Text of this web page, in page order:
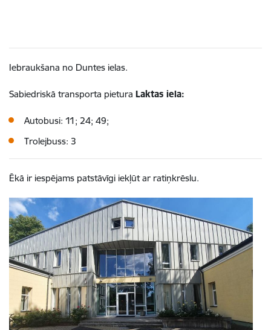
Iebraukšana no Duntes ielas.
Sabiedriskā transporta pietura Laktas iela:
Autobusi: 11; 24; 49;
Trolejbuss: 3
Ēkā ir iespējams patstāvīgi iekļūt ar ratiņkrēslu.